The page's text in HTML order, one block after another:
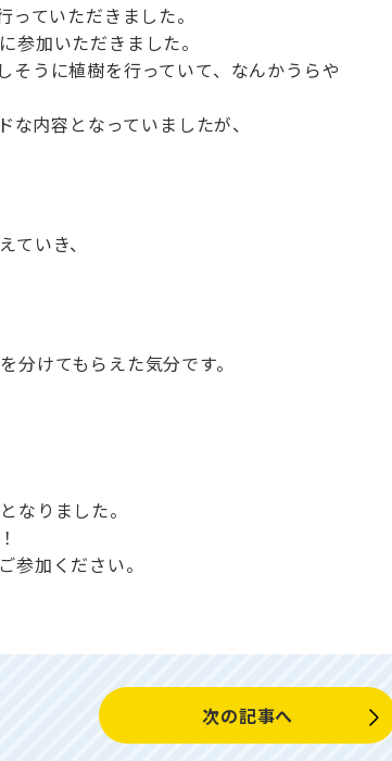
ていただきました。
参加いただきました。
そうに植樹を行っていて、なんかうらや
内容となっていましたが、
いき、
けてもらえた気分です。
なりました。
参加ください。
次の記事へ